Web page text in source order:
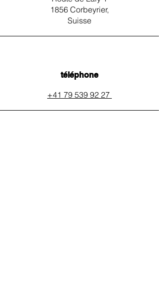
1856 Corbeyrier,
Suisse
téléphone
+41 79 539 92 27